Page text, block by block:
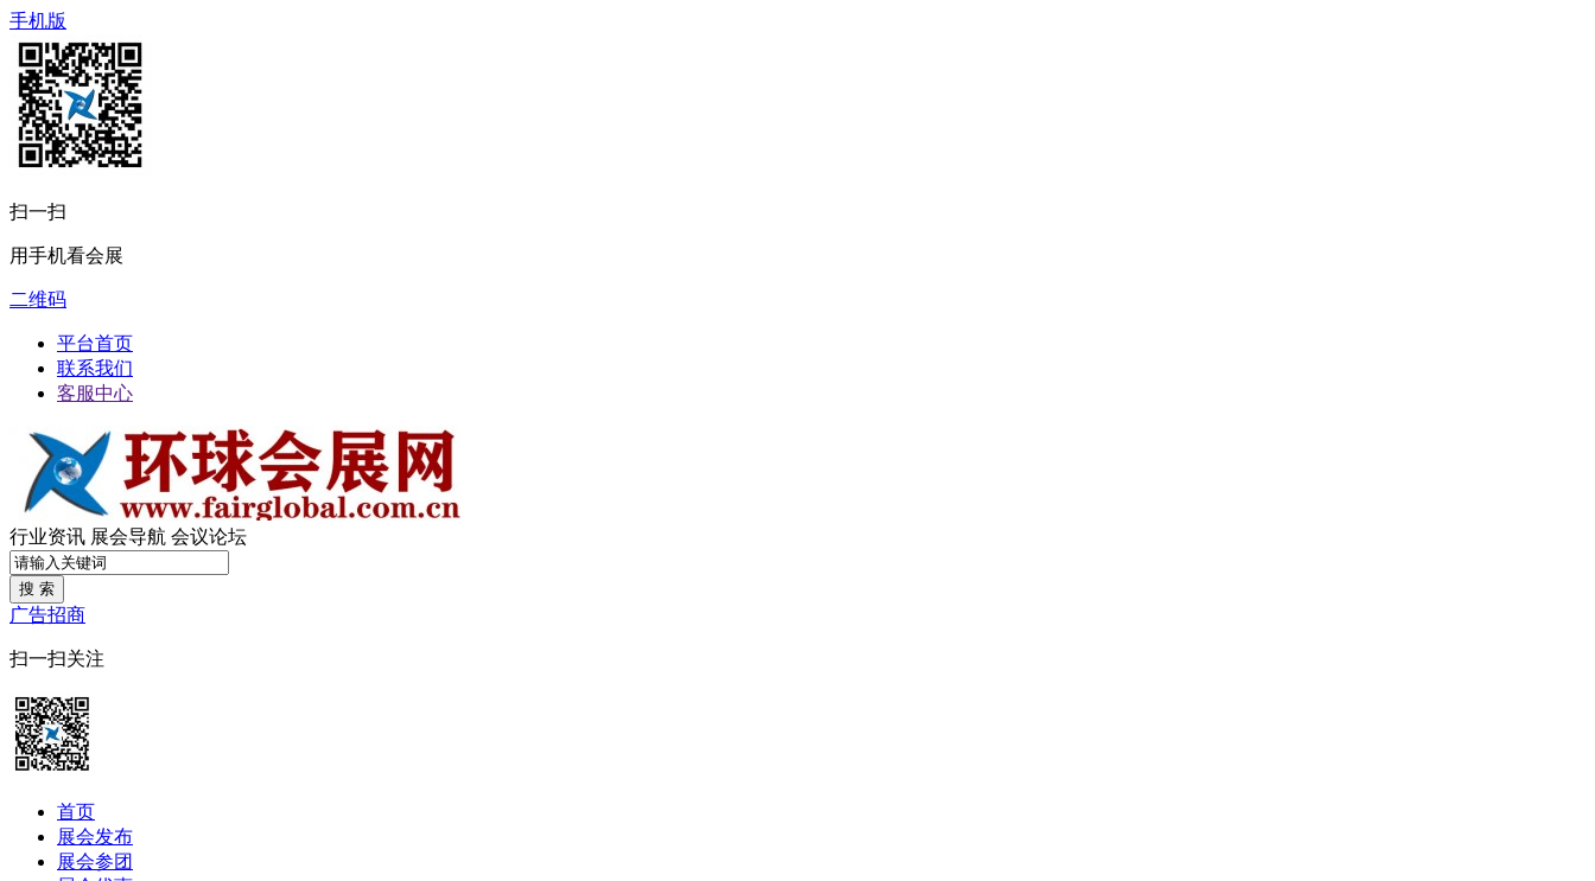
手机版
扫一扫
用手机看会展
二维码
平台首页
联系我们
客服中心
行业资讯 展会导航 会议论坛
搜 索
广告招商
扫一扫关注
首页
展会发布
展会参团